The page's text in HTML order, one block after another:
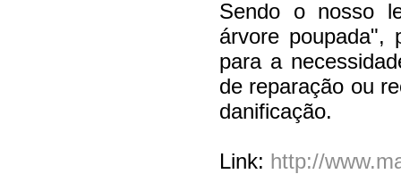
Sendo o nosso
árvore poupada",
para a
de reparação ou
danificação.
Link: http://